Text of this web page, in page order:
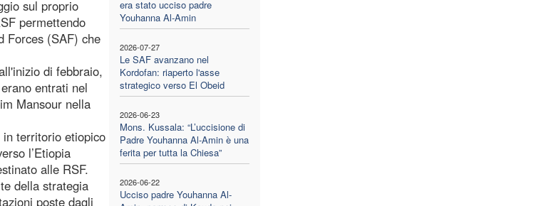
era stato ucciso padre
Youhanna Al-Amin
2026-07-27
Le SAF avanzano nel
Kordofan: riaperto l'asse
strategico verso El Obeid
2026-06-23
Mons. Kussala: “L’uccisione di
Padre Youhanna Al-Amin è una
ferita per tutta la Chiesa”
2026-06-22
Ucciso padre Youhanna Al-
sul proprio
permettendo
Forces (SAF) che
di febbraio,
entrati nel
Mansour nella
in territorio etiopico
l’Etiopia
alle RSF.
della strategia
poste dagli